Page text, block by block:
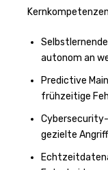
autonom an
Predictive
frühzeitige
gezielte